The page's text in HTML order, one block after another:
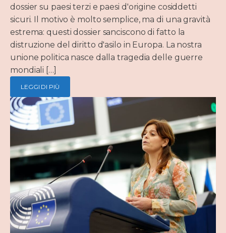
dossier su paesi terzi e paesi d'origine cosiddetti
sicuri. Il motivo è molto semplice, ma di una gravità
estrema: questi dossier sanciscono di fatto la
distruzione del diritto d'asilo in Europa. La nostra
unione politica nasce dalla tragedia delle guerre
mondiali […]
LEGGI DI PIÙ